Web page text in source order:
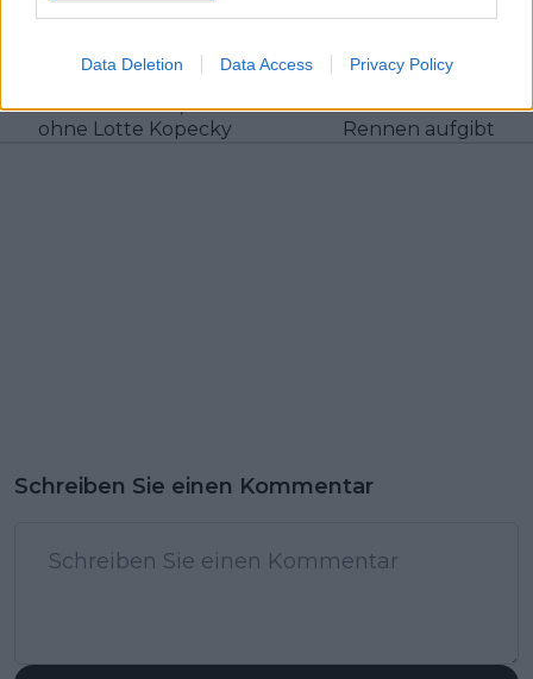
Data Deletion Data Access Privacy Policy
Femmes 2024 mit
Lorena Wiebes, aber
ohne Lotte Kopecky
bei der Sepp Kuss
Ben Tulett das
Rennen aufgibt
Schreiben Sie einen Kommentar